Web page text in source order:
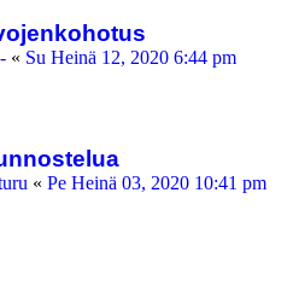
« Su Heinä 12, 2020 6:44 pm
« Pe Heinä 03, 2020 10:41 pm